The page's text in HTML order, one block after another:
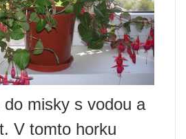
misky s vodou a
V tomto horku